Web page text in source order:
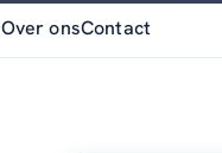
Over onsContact